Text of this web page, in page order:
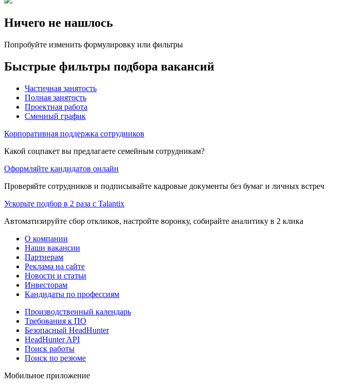
Ничего не нашлось
Попробуйте изменить формулировку или фильтры
Быстрые фильтры подбора вакансий
Частичная занятость
Полная занятость
Проектная работа
Сменный график
Корпоративная поддержка сотрудников
Какой соцпакет вы предлагаете семейным сотрудникам?
Оформляйте кандидатов онлайн
Проверяйте сотрудников и подписывайте кадровые документы без бумаг и личных встреч
Ускорьте подбор в 2 раза с Talantix
Автоматизируйте сбор откликов, настройте воронку, собирайте аналитику в 2 клика
О компании
Наши вакансии
Партнерам
Реклама на сайте
Новости и статьи
Инвесторам
Кандидаты по профессиям
Производственный календарь
Требования к ПО
Безопасный HeadHunter
HeadHunter API
Поиск работы
Поиск по резюме
Мобильное приложение